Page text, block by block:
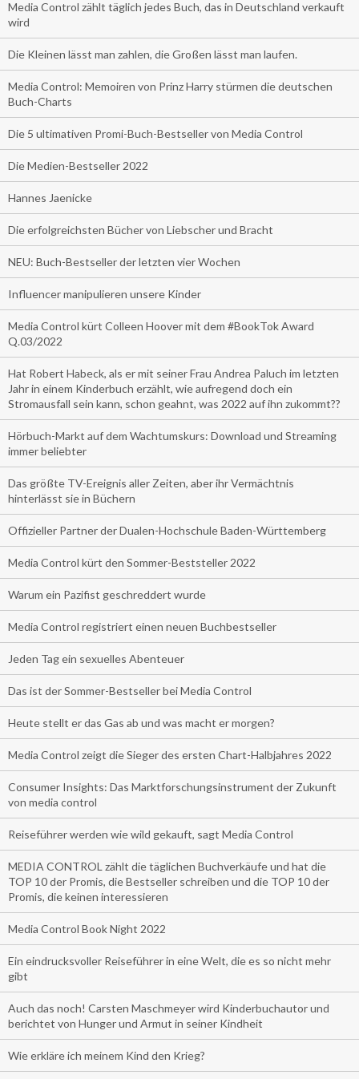
Media Control zählt täglich jedes Buch, das in Deutschland verkauft
wird
Die Kleinen lässt man zahlen, die Großen lässt man laufen.
Media Control: Memoiren von Prinz Harry stürmen die deutschen
Buch-Charts
Die 5 ultimativen Promi-Buch-Bestseller von Media Control
Die Medien-Bestseller 2022
Hannes Jaenicke
Die erfolgreichsten Bücher von Liebscher und Bracht
NEU: Buch-Bestseller der letzten vier Wochen
Influencer manipulieren unsere Kinder
Media Control kürt Colleen Hoover mit dem #BookTok Award
Q.03/2022
Hat Robert Habeck, als er mit seiner Frau Andrea Paluch im letzten
Jahr in einem Kinderbuch erzählt, wie aufregend doch ein
Stromausfall sein kann, schon geahnt, was 2022 auf ihn zukommt??
Hörbuch-Markt auf dem Wachtumskurs: Download und Streaming
immer beliebter
Das größte TV-Ereignis aller Zeiten, aber ihr Vermächtnis
hinterlässt sie in Büchern
Offizieller Partner der Dualen-Hochschule Baden-Württemberg
Media Control kürt den Sommer-Beststeller 2022
Warum ein Pazifist geschreddert wurde
Media Control registriert einen neuen Buchbestseller
Jeden Tag ein sexuelles Abenteuer
Das ist der Sommer-Bestseller bei Media Control
Heute stellt er das Gas ab und was macht er morgen?
Media Control zeigt die Sieger des ersten Chart-Halbjahres 2022
Consumer Insights: Das Marktforschungsinstrument der Zukunft
von media control
Reiseführer werden wie wild gekauft, sagt Media Control
MEDIA CONTROL zählt die täglichen Buchverkäufe und hat die
TOP 10 der Promis, die Bestseller schreiben und die TOP 10 der
Promis, die keinen interessieren
Media Control Book Night 2022
Ein eindrucksvoller Reiseführer in eine Welt, die es so nicht mehr
gibt
Auch das noch! Carsten Maschmeyer wird Kinderbuchautor und
berichtet von Hunger und Armut in seiner Kindheit
Wie erkläre ich meinem Kind den Krieg?